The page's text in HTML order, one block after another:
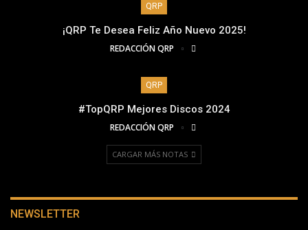
QRP
¡QRP Te Desea Feliz Año Nuevo 2025!
REDACCIÓN QRP
QRP
#TopQRP Mejores Discos 2024
REDACCIÓN QRP
CARGAR MÁS NOTAS
NEWSLETTER